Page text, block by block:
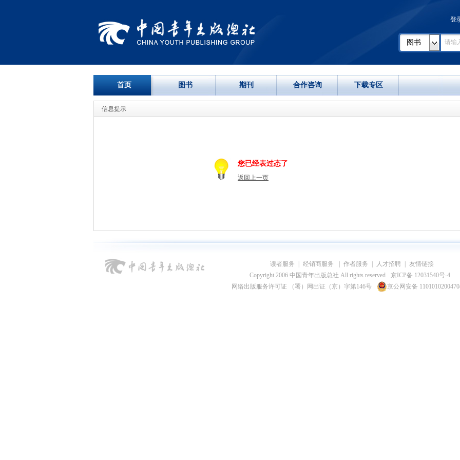
登
图书
首页 图书 期刊 合作咨询 下载专区
信息提示
您已经表过态了
返回上一页
读者服务 经销商服务 作者服务 人才招聘
友情链接
Copyright 2006 中国青年出版总社 All rights reserved
京ICP备 12031540号-4
网络出版服务许可证 （署）网出证（京）字第146号
京公网安备